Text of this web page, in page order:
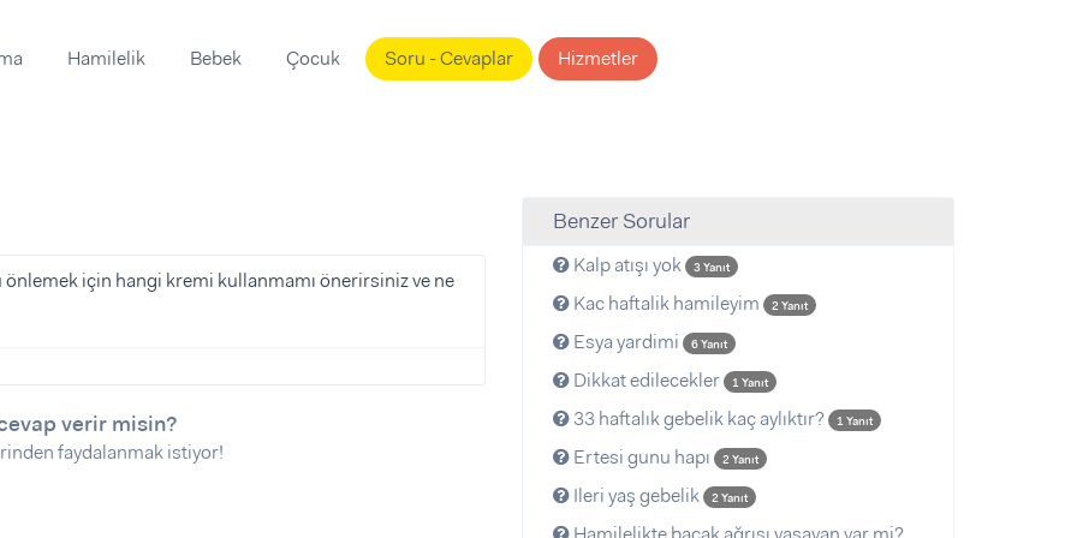
Hamilelik Bebek Çocuk Soru - Cevaplar Hizmetler
için hangi kremi kullanmamı önerirsiniz ve ne
verir misin?
faydalanmak istiyor!
Benzer Sorular
Kalp atışı yok 3 Yanıt
Kac haftalik hamileyim 2 Yanıt
Esya yardimi 6 Yanıt
Dikkat edilecekler 1 Yanıt
33 haftalık gebelik kaç aylıktır? 1 Yanıt
Ertesi gunu hapı 2 Yanıt
Ileri yaş gebelik 2 Yanıt